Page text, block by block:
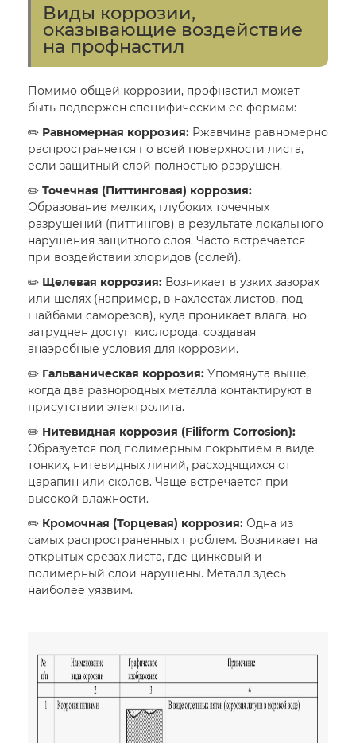
Виды коррозии,
оказывающие воздействие
на профнастил
Помимо общей коррозии, профнастил может
быть подвержен специфическим ее формам:
✏️ Равномерная коррозия: Ржавчина равномерно
распространяется по всей поверхности листа,
если защитный слой полностью разрушен.
✏️ Точечная (Питтинговая) коррозия:
Образование мелких, глубоких точечных
разрушений (питтингов) в результате локального
нарушения защитного слоя. Часто встречается
при воздействии хлоридов (солей).
✏️ Щелевая коррозия: Возникает в узких зазорах
или щелях (например, в нахлестах листов, под
шайбами саморезов), куда проникает влага, но
затруднен доступ кислорода, создавая
анаэробные условия для коррозии.
✏️ Гальваническая коррозия: Упомянута выше,
когда два разнородных металла контактируют в
присутствии электролита.
✏️ Нитевидная коррозия (Filiform Corrosion):
Образуется под полимерным покрытием в виде
тонких, нитевидных линий, расходящихся от
царапин или сколов. Чаще встречается при
высокой влажности.
✏️ Кромочная (Торцевая) коррозия: Одна из
самых распространенных проблем. Возникает на
открытых срезах листа, где цинковый и
полимерный слои нарушены. Металл здесь
наиболее уязвим.